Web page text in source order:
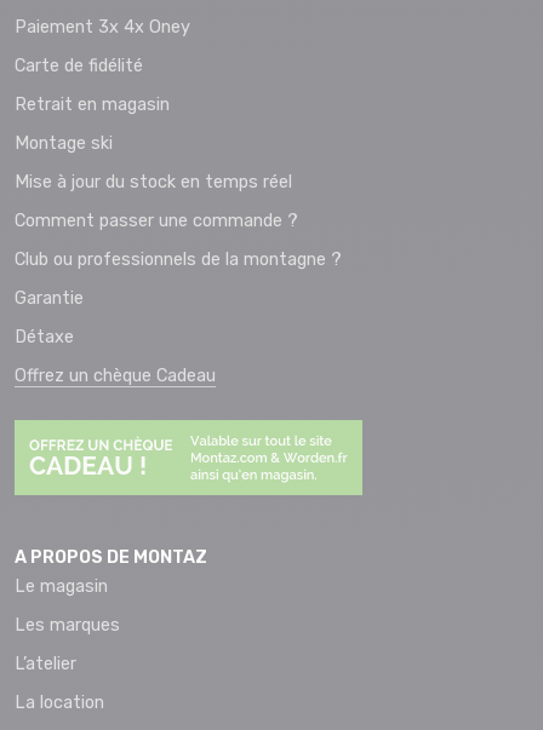
Paiement 3x 4x Oney
Carte de fidélité
Retrait en magasin
Montage ski
Mise à jour du stock en temps réel
Comment passer une commande ?
Club ou professionnels de la montagne ?
Garantie
Détaxe
Offrez un chèque Cadeau
A PROPOS DE MONTAZ
Le magasin
Les marques
L’atelier
La location